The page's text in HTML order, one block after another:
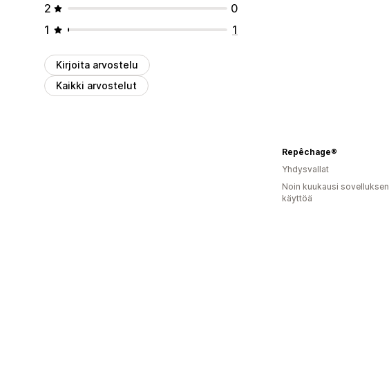
2
0
1
1
Kirjoita arvostelu
Kaikki arvostelut
Repêchage®
Yhdysvallat
Noin kuukausi sovelluksen
käyttöä